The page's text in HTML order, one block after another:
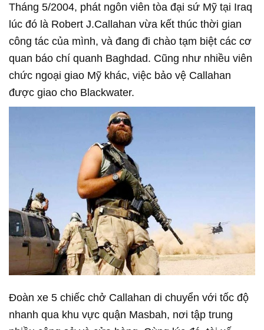
Tháng 5/2004, phát ngôn viên tòa đại sứ Mỹ tại Iraq
lúc đó là Robert J.Callahan vừa kết thúc thời gian
công tác của mình, và đang đi chào tạm biệt các cơ
quan báo chí quanh Baghdad. Cũng như nhiều viên
chức ngoại giao Mỹ khác, việc bảo vệ Callahan
được giao cho Blackwater.
Đoàn xe 5 chiếc chở Callahan di chuyển với tốc độ
nhanh qua khu vực quận Masbah, nơi tập trung